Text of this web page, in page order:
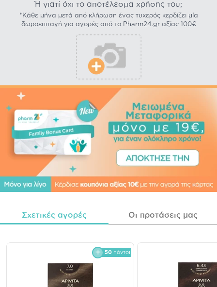
Ή γιατί όχι το αποτέλεσμα χρήσης του;
*Κάθε μήνα μετά από κλήρωση ένας τυχερός κερδίζει μία
δωροεπιταγή για αγορές από το Pharm24.gr αξίας 100€
Σχετικές αγορές Οι προτάσεις μας
50 πόντοι